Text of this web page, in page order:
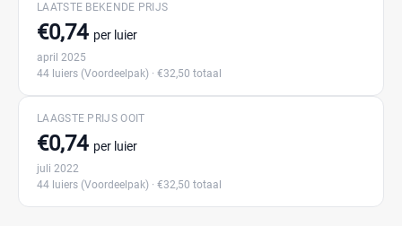
LAATSTE BEKENDE PRIJS
€0,74 per luier
april 2025
44 luiers (Voordeelpak) · €32,50 totaal
LAAGSTE PRIJS OOIT
€0,74 per luier
juli 2022
44 luiers (Voordeelpak) · €32,50 totaal